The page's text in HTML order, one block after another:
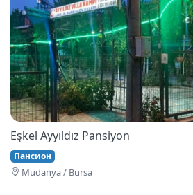
Eşkel Ayyıldız Pansiyon
Пансион
Mudanya / Bursa